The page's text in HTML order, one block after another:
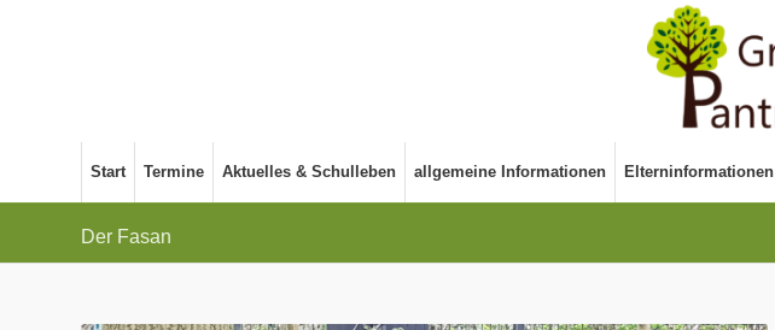
Start Termine Aktuelles & Schulleben allgemeine Informationen Elterninformationen
Der Fasan